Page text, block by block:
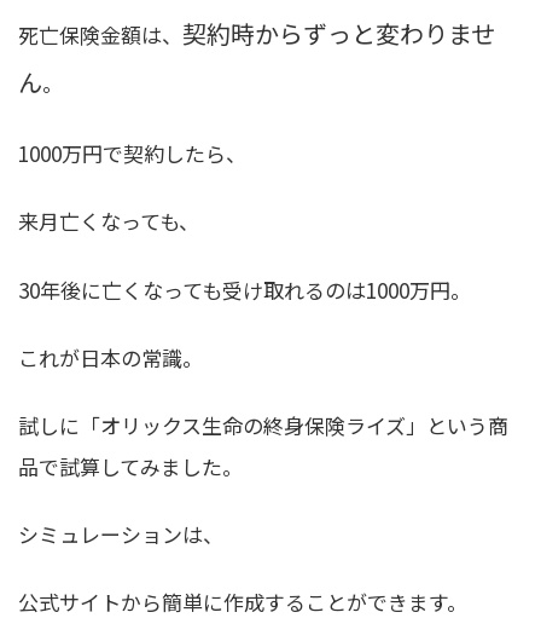
死亡保険金額は、 契約時からずっと変わりませ
ん。
1000万円で契約したら、
来月亡くなっても、
30年後に亡くなっても受け取れるのは1000万円。
これが日本の常識。
試しに「オリックス生命の終身保険ライズ」という商
品で試算してみました。
シミュレーションは、
公式サイトから簡単に作成することができます。